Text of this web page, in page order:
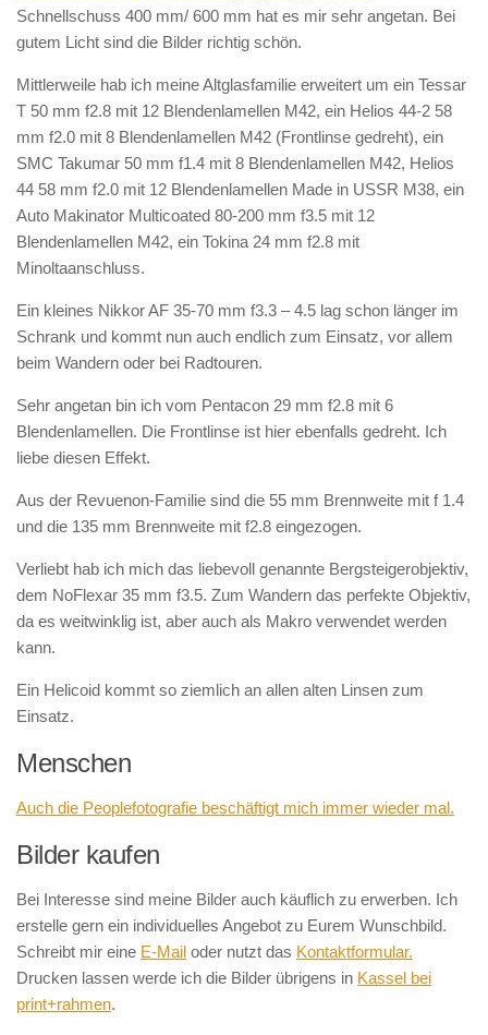
Schnellschuss 400 mm/ 600 mm hat es mir sehr angetan. Bei
gutem Licht sind die Bilder richtig schön.
Mittlerweile hab ich meine Altglasfamilie erweitert um ein Tessar
T 50 mm f2.8 mit 12 Blendenlamellen M42, ein Helios 44-2 58
mm f2.0 mit 8 Blendenlamellen M42 (Frontlinse gedreht), ein
SMC Takumar 50 mm f1.4 mit 8 Blendenlamellen M42, Helios
44 58 mm f2.0 mit 12 Blendenlamellen Made in USSR M38, ein
Auto Makinator Multicoated 80-200 mm f3.5 mit 12
Blendenlamellen M42, ein Tokina 24 mm f2.8 mit
Minoltaanschluss.
Ein kleines Nikkor AF 35-70 mm f3.3 – 4.5 lag schon länger im
Schrank und kommt nun auch endlich zum Einsatz, vor allem
beim Wandern oder bei Radtouren.
Sehr angetan bin ich vom Pentacon 29 mm f2.8 mit 6
Blendenlamellen. Die Frontlinse ist hier ebenfalls gedreht. Ich
liebe diesen Effekt.
Aus der Revuenon-Familie sind die 55 mm Brennweite mit f 1.4
und die 135 mm Brennweite mit f2.8 eingezogen.
Verliebt hab ich mich das liebevoll genannte Bergsteigerobjektiv,
dem NoFlexar 35 mm f3.5. Zum Wandern das perfekte Objektiv,
da es weitwinklig ist, aber auch als Makro verwendet werden
kann.
Ein Helicoid kommt so ziemlich an allen alten Linsen zum
Einsatz.
Menschen
Auch die Peoplefotografie beschäftigt mich immer wieder mal.
Bilder kaufen
Bei Interesse sind meine Bilder auch käuflich zu erwerben. Ich
erstelle gern ein individuelles Angebot zu Eurem Wunschbild.
Schreibt mir eine E-Mail oder nutzt das Kontaktformular.
Drucken lassen werde ich die Bilder übrigens in Kassel bei
print+rahmen.